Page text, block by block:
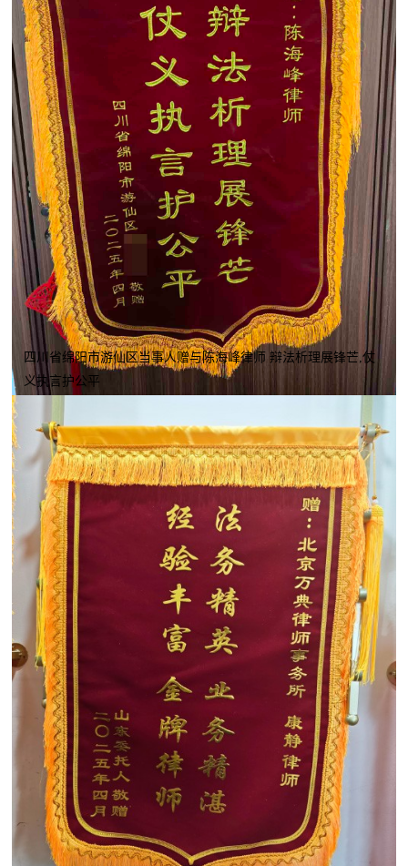
四川省绵阳市游仙区当事人赠与陈海峰律师 辩法析理展锋芒,仗
义执言护公平